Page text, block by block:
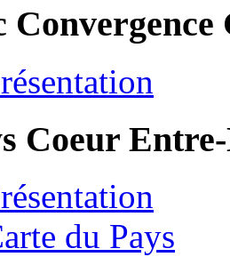
Convergence
Coeur
du Pays